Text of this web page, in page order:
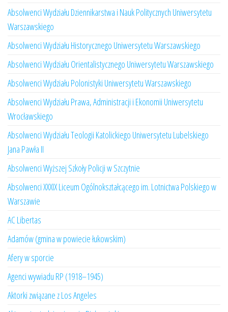
Absolwenci Wydziału Dziennikarstwa i Nauk Politycznych Uniwersytetu
Warszawskiego
Absolwenci Wydziału Historycznego Uniwersytetu Warszawskiego
Absolwenci Wydziału Orientalistycznego Uniwersytetu Warszawskiego
Absolwenci Wydziału Polonistyki Uniwersytetu Warszawskiego
Absolwenci Wydziału Prawa, Administracji i Ekonomii Uniwersytetu
Wrocławskiego
Absolwenci Wydziału Teologii Katolickiego Uniwersytetu Lubelskiego
Jana Pawła II
Absolwenci Wyższej Szkoły Policji w Szczytnie
Absolwenci XXXIX Liceum Ogólnokształcącego im. Lotnictwa Polskiego w
Warszawie
AC Libertas
Adamów (gmina w powiecie łukowskim)
Afery w sporcie
Agenci wywiadu RP (1918–1945)
Aktorki związane z Los Angeles